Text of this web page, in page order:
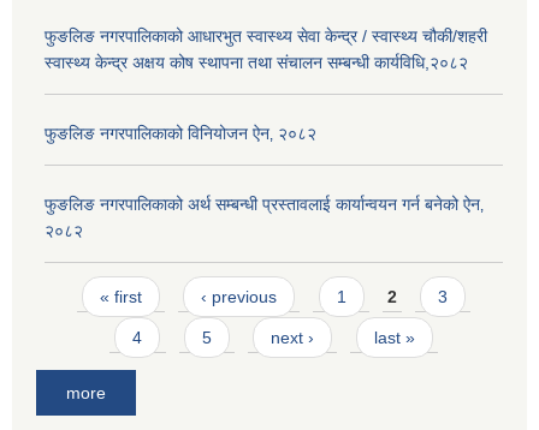
फुङलिङ नगरपालिकाको आधारभुत स्वास्थ्य सेवा केन्द्र / स्वास्थ्य चौकी/शहरी
स्वास्थ्य केन्द्र अक्षय कोष स्थापना तथा संचालन सम्बन्धी कार्यविधि,२०८२
फुङलिङ नगरपालिकाको विनियोजन ऐन‚ २०८२
फुङलिङ नगरपालिकाको अर्थ सम्बन्धी प्रस्तावलाई कार्यान्वयन गर्न बनेको ऐन‚
२०८२
Pages
« first ‹ previous 1 2 3
4 5 next › last »
more